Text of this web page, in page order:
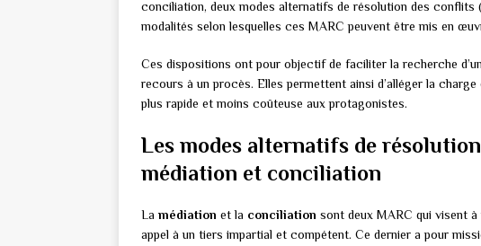
conciliation, deux modes alternatifs de résolution des conflits
modalités selon lesquelles ces MARC peuvent être mis en
Ces dispositions ont pour objectif de faciliter la recherche
recours à un procès. Elles permettent ainsi d’alléger la
plus rapide et moins coûteuse aux protagonistes.
Les modes alternatifs de
médiation et conciliation
La médiation et la conciliation sont deux MARC qui visent
appel à un tiers impartial et compétent. Ce dernier a pour